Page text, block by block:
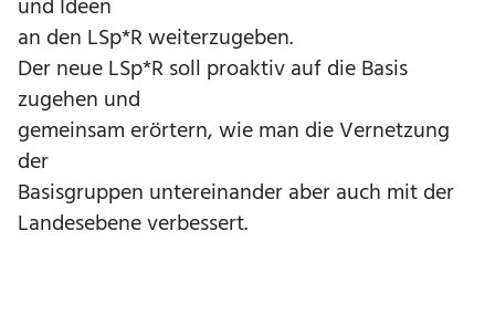
und Ideen
an den LSp*R weiterzugeben.
Der neue LSp*R soll proaktiv auf die Basis
zugehen und
gemeinsam erörtern, wie man die Vernetzung
der
Basisgruppen untereinander aber auch mit der
Landesebene verbessert.